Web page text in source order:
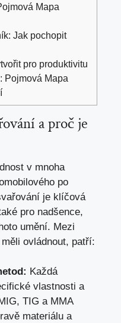
Mapa
Jak pochopit
pro produktivitu
Pojmová Mapa
a proč je
v mnoha
po
je klíčová
pro nadšence,
umění. Mezi
ovládnout,‍ patří:
Každá‍
vlastnosti a
⁣TIG a MMA
materiálu a